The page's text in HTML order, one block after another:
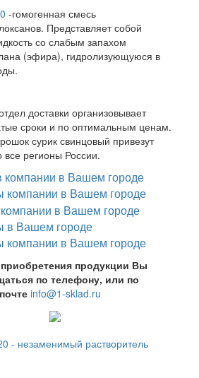
-гомогенная смесь
Представляет собой
со слабым запахом
(эфира), гидролизующуюся в
доставки организовывает
сроки и по оптимальным ценам.
сурик свинцовый привезут
все регионы России.
продукции Вы
по телефону, или по
info@1-sklad.ru
- незаменимый растворитель